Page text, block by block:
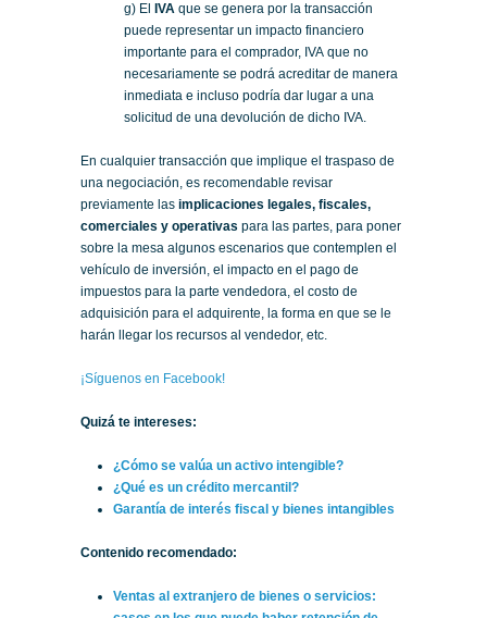
g) El
IVA que se genera por la transacción
puede representar un impacto financiero
importante para el comprador, IVA que no
necesariamente se podrá acreditar de manera
inmediata e incluso podría dar lugar a una
solicitud de una devolución de dicho IVA.
En cualquier transacción que implique el traspaso de
una negociación, es recomendable revisar
previamente las implicaciones legales, fiscales,
comerciales y operativas para las partes, para poner
sobre la mesa algunos escenarios que contemplen el
vehículo de inversión, el impacto en el pago de
impuestos para la parte vendedora, el costo de
adquisición para el adquirente, la forma en que se le
harán llegar los recursos al vendedor, etc.
¡Síguenos en Facebook!
Quizá te intereses:
¿Cómo se valúa un activo intengible?
¿Qué es un crédito mercantil?
Garantía de interés fiscal y bienes intangibles
Contenido recomendado:
Ventas al extranjero de bienes o servicios: